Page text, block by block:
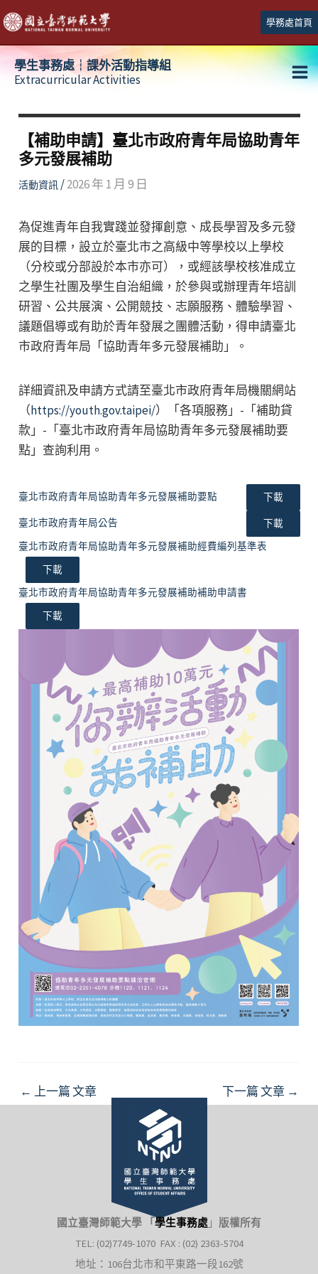
跳
至
主
學務處首頁
學生事務處┆課外活動指導組
Extracurricular Activities
【補助申請】臺北市政府青年局協助青年
多元發展補助
活動資訊/2026 年 1 月 9 日
為促進青年自我實踐並發揮創意、成長學習及多元發
展的目標，設立於臺北市之高級中等學校以上學校
（分校或分部設於本市亦可），或經該學校核准成立
之學生社團及學生自治組織，於參與或辦理青年培訓
研習、公共展演、公開競技、志願服務、體驗學習、
議題倡導或有助於青年發展之團體活動，得申請臺北
市政府青年局「協助青年多元發展補助」。
詳細資訊及申請方式請至臺北市政府青年局機關網站
（https://youth.gov.taipei/）「各項服務」-「補助貸
款」-「臺北市政府青年局協助青年多元發展補助要
點」查詢利用。
臺北市政府青年局協助青年多元發展補助要點 下載
臺北市政府青年局公告
下載
臺北市政府青年局協助青年多元發展補助經費編列基準表
下載
臺北市政府青年局協助青年多元發展補助補助申請書
下載
Post
← 上一篇 文章 下一篇 文章 →
國立臺灣師範大學 「 學生事務處 」 版權所有
TEL: (02)7749-1070 FAX : (02) 2363-5704
地址：106台北市和平東路一段162號